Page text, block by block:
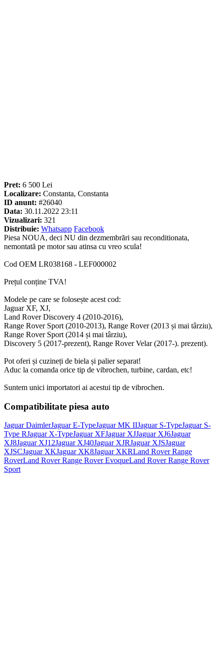
Pret: 6 500 Lei
Localizare: Constanta, Constanta
ID anunt: #26040
Data: 30.11.2022 23:11
Vizualizari: 321
Distribuie: Whatsapp Facebook
Piesa NOUA, deci NU din dezmembrări sau reconditionata,
nemontată pe motor sau atinsa cu vreo scula!
Cod OEM LR038168 - LEF000002
Prețul conține TVA!
Modele pe care se folosește acest cod:
Jaguar XF, XJ,
Land Rover Discovery 4 (2010-2016),
Range Rover Sport (2010-2013), Range Rover (2013 și mai târziu),
Range Rover Sport (2014 și mai târziu),
Discovery 5 (2017-prezent), Range Rover Velar (2017-). prezent).
Pot oferi și cuzineți de biela și palier separat!
Aduc la comanda orice tip de vibrochen, turbine, cardan, etc!
Suntem unici importatori ai acestui tip de vibrochen.
Compatibilitate piesa auto
Jaguar DaimlerJaguar E-TypeJaguar MK IIJaguar S-TypeJaguar S-
Type RJaguar X-TypeJaguar XFJaguar XJJaguar XJ6Jaguar
XJ8Jaguar XJ12Jaguar XJ40Jaguar XJRJaguar XJSJaguar
XJSCJaguar XKJaguar XK8Jaguar XKRLand Rover Range
RoverLand Rover Range Rover EvoqueLand Rover Range Rover
Sport